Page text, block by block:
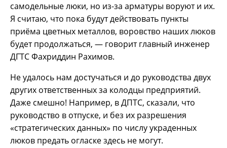
самодельные люки, но из-за арматуры воруют и их.
Я считаю, что пока будут действовать пункты
приёма цветных металлов, воровство наших люков
будет продолжаться, — говорит главный инженер
ДГТС Фахриддин Рахимов.
Не удалось нам достучаться и до руководства двух
других ответственных за колодцы предприятий.
Даже смешно! Например, в ДПТС, сказали, что
руководство в отпуске, и без их разрешения
«стратегических данных» по числу украденных
люков предать огласке здесь не могут.